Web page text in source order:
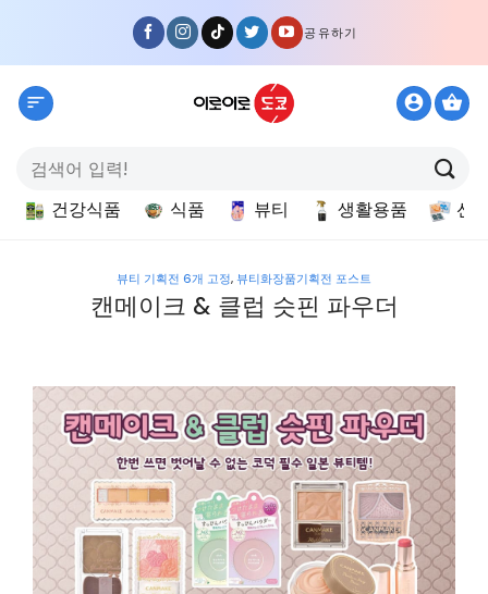
content
공유하기
색:
건강식품 식품 뷰티 생활용품 선
뷰티 기획전 6개 고정, 뷰티화장품기획전 포스트
캔메이크 & 클럽 슷핀 파우더